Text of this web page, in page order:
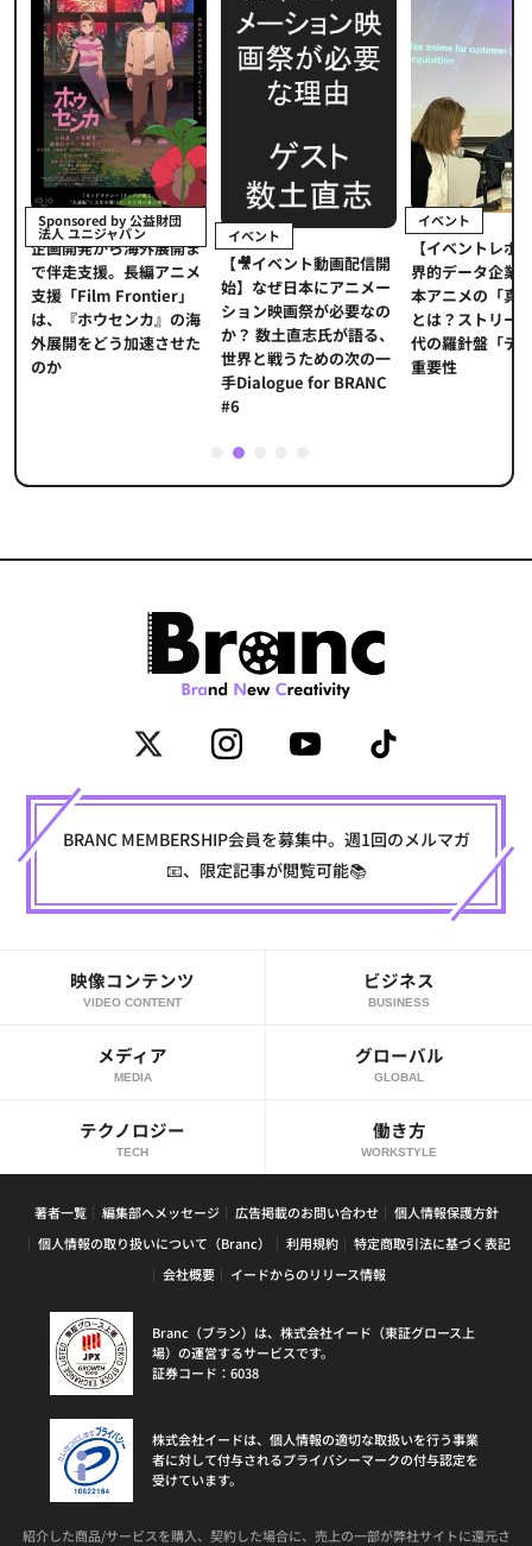
Sponsored by 公益財団
法人 ユニジャパン
企画開発から海外展開ま
で伴走支援。長編アニメ
支援「Film Frontier」
は、『ホウセンカ』の海
外展開をどう加速させた
のか
イベント
【🎥イベント動画配信開
始】なぜ日本にアニメー
ション映画祭が必要なの
か？ 数土直志氏が語る、
世界と戦うための次の一
手Dialogue for BRANC
#6
イベント
【イベントレポ
界的データ企業
本アニメの「真
とは？ストリー
代の羅針盤「デ
重要性
2
BRANC MEMBERSHIP会員を募集中。週1回のメルマガ
📧、限定記事が閲覧可能📚
映像コンテンツ
VIDEO CONTENT
ビジネス
BUSINESS
メディア
MEDIA
グローバル
GLOBAL
テクノロジー
TECH
働き方
WORKSTYLE
著者一覧 編集部へメッセージ 広告掲載のお問い合わせ
個人情報保護方針
個人情報の取り扱いについて（Branc）
利用規約
特定商取引法に基づく表記
会社概要
イードからのリリース情報
Branc（ブラン）は、株式会社イード（東証グロース上
場）の運営するサービスです。
証券コード：6038
株式会社イードは、個人情報の適切な取扱いを行う事業
者に対して付与されるプライバシーマークの付与認定を
受けています。
紹介した商品/サービスを購入、契約した場合に、売上の一部が弊社サイトに還元さ